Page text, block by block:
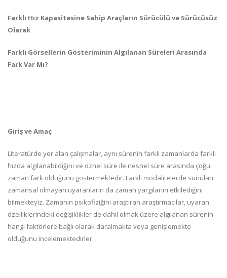
Farklı Hız Kapasitesine Sahip Araçların Sürücülü ve Sürücüsüz
Olarak
Farklı Görsellerin Gösteriminin Algılanan Süreleri Arasında
Fark Var Mı?
Giriş ve Amaç
Literatürde yer alan çalışmalar, aynı sürenin farklı zamanlarda farklı
hızda algılanabildiğini ve öznel süre ile nesnel süre arasında çoğu
zaman fark olduğunu göstermektedir. Farklı modalitelerde sunulan
zamansal olmayan uyaranların da zaman yargılarını etkilediğini
bilmekteyiz. Zamanın psikofiziğini araştıran araştırmacılar, uyaran
özelliklerindeki değişiklikler de dahil olmak üzere algılanan sürenin
hangi faktörlere bağlı olarak daralmakta veya genişlemekte
olduğunu incelemektedirler.